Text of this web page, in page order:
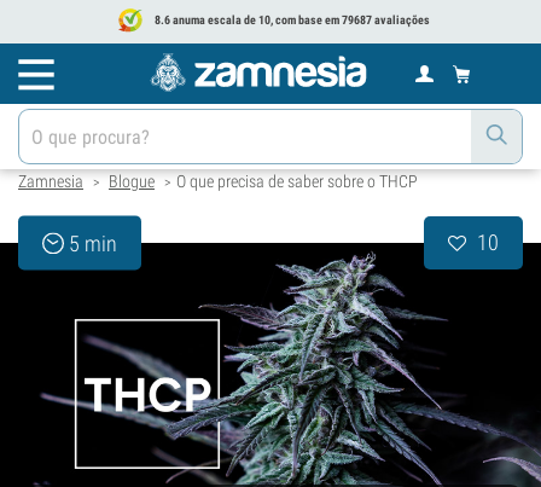
8.6 anuma escala de 10, com base em 79687 avaliações
Zamnesia > Blogue > O que precisa de saber sobre o THCP
5 min 10